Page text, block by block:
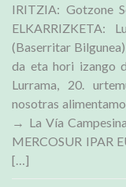
IRITZIA: Gotzone
ELKARRIZKETA:
(Baserritar
da eta hori izango
Lurrama, 20.
nosotras
→ La Vía
MERCOSUR IPAR
[…]